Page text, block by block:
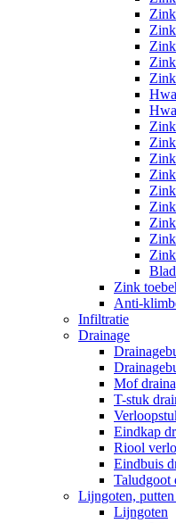
Zink
Anti-
Infiltratie
Drainage
Mof
T-stuk
Eindkap
Riool
Eindbuis
Taludgoot
Lijngoten,
Lijngoten